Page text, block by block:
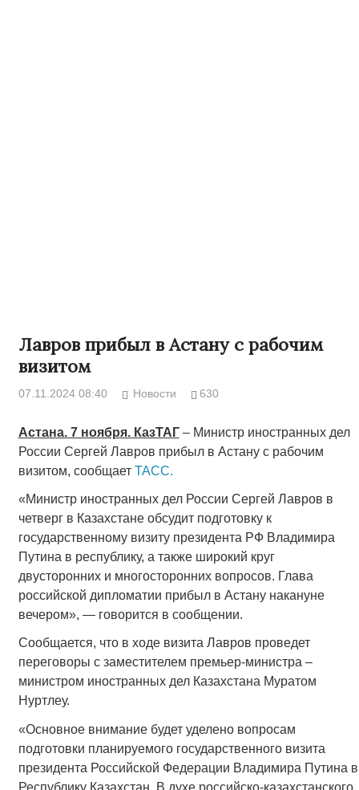
Лавров прибыл в Астану с рабочим
визитом
07.11.2024 08:40 Новости 630
Астана. 7 ноября. КазТАГ– Министр иностранных дел
России Сергей Лавров прибыл в Астану с рабочим
визитом, сообщает ТАСС.
«Министр иностранных дел России Сергей Лавров в
четверг в Казахстане обсудит подготовку к
государственному визиту президента РФ Владимира
Путина в республику, а также широкий круг
двусторонних и многосторонних вопросов. Глава
российской дипломатии прибыл в Астану накануне
вечером», — говорится в сообщении.
Сообщается, что в ходе визита Лавров проведет
переговоры с заместителем премьер-министра –
министром иностранных дел Казахстана Муратом
Нуртлеу.
«Основное внимание будет уделено вопросам
подготовки планируемого государственного визита
президента Российской Федерации Владимира Путина в
Республику Казахстан. В духе российско-казахстанского